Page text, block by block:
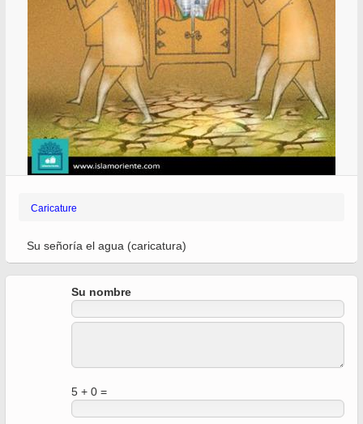
Caricature
Su señoría el agua (caricatura)
Su nombre
5 + 0 =